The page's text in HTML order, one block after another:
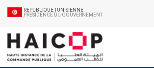
REPUBLIQUE TUNISIENNE
PRÉSIDENCE DU GOUVERNEMENT